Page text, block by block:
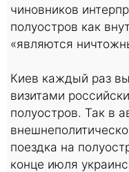
чиновников
полуостров как
«являются
Киев каждый раз
визитами
полуостров. Так в
поездка на
конце июля